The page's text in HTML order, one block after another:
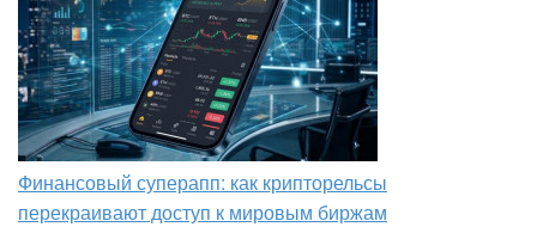
Финансовый суперапп: как крипторельсы
перекраивают доступ к мировым биржам